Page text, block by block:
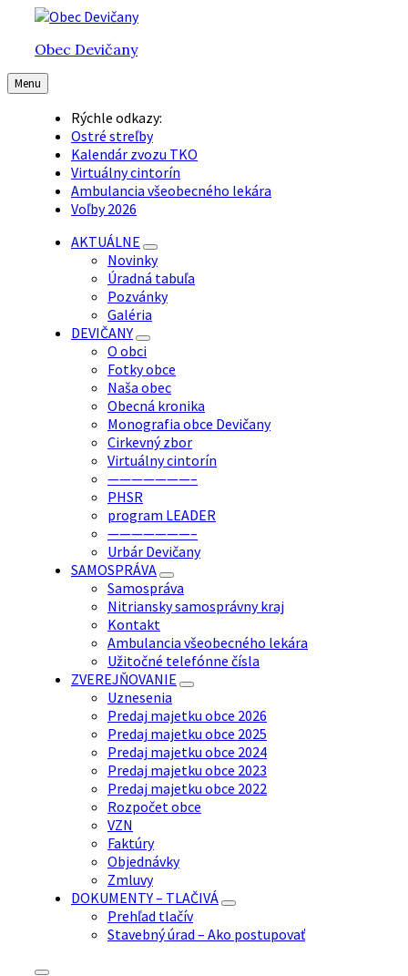
Preskočiť
obsah
Preskočiť
hlavnú
navigáciu
Preskočiť
pätičkuObec Devičany
Menu
Rýchle odkazy:
Ostré streľby
Kalendár zvozu TKO
Virtuálny cintorín
Ambulancia všeobecného lekára
Voľby 2026
AKTUÁLNE
Novinky
Úradná tabuľa
Pozvánky
Galéria
DEVIČANY
O obci
Fotky obce
Naša obec
Obecná kronika
Monografia obce Devičany
Cirkevný zbor
Virtuálny cintorín
———————–
PHSR
program LEADER
———————–
Urbár Devičany
SAMOSPRÁVA
Samospráva
Nitriansky samosprávny kraj
Kontakt
Ambulancia všeobecného lekára
Užitočné telefónne čísla
ZVEREJŇOVANIE
Uznesenia
Predaj majetku obce 2026
Predaj majetku obce 2025
Predaj majetku obce 2024
Predaj majetku obce 2023
Predaj majetku obce 2022
Rozpočet obce
VZN
Faktúry
Objednávky
Zmluvy
DOKUMENTY – TLAČIVÁ
Prehľad tlačív
Stavebný úrad – Ako postupovať